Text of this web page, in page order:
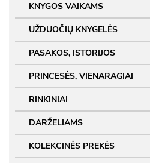
KNYGOS VAIKAMS
UŽDUOČIŲ KNYGELĖS
PASAKOS, ISTORIJOS
PRINCESĖS, VIENARAGIAI
RINKINIAI
DARŽELIAMS
KOLEKCINĖS PREKĖS